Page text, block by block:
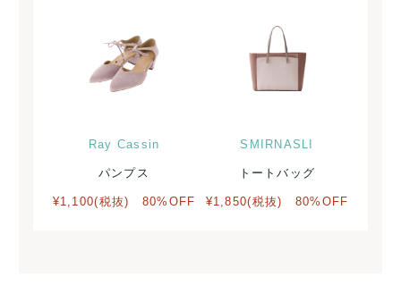
Ray Cassin
パンプス
¥1,100(税抜) 80%OFF
SMIRNASLI
トートバッグ
¥1,850(税抜) 80%OFF